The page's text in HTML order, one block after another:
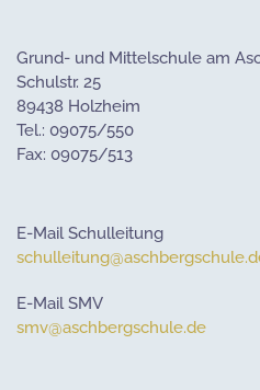
Grund- und Mittelschule am
Schulstr. 25
89438 Holzheim
Tel.: 09075/550
Fax: 09075/513
E-Mail Schulleitung
E-Mail SMV
smv@aschbergschule.de